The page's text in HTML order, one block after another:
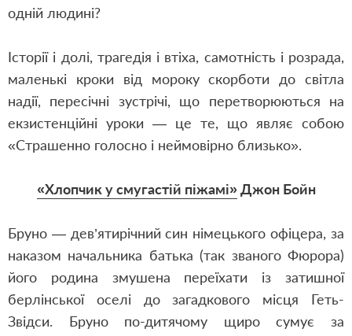
одній людині?
Історії і долі, трагедія і втіха, самотність і розрада,
маленькі кроки від мороку скорботи до світла
надії, пересічні зустрічі, що перетворюються на
екзистенційні уроки — це те, що являє собою
«Страшенно голосно і неймовірно близько».
«Хлопчик у смугастій піжамі»Джон Бойн
Бруно — дев’ятирічний син німецького офіцера, за
наказом начальника батька (так званого Фюрора)
його родина змушена переїхати із затишної
берлінської оселі до загадкового місця Геть-
Звідси. Бруно по-дитячому щиро сумує за